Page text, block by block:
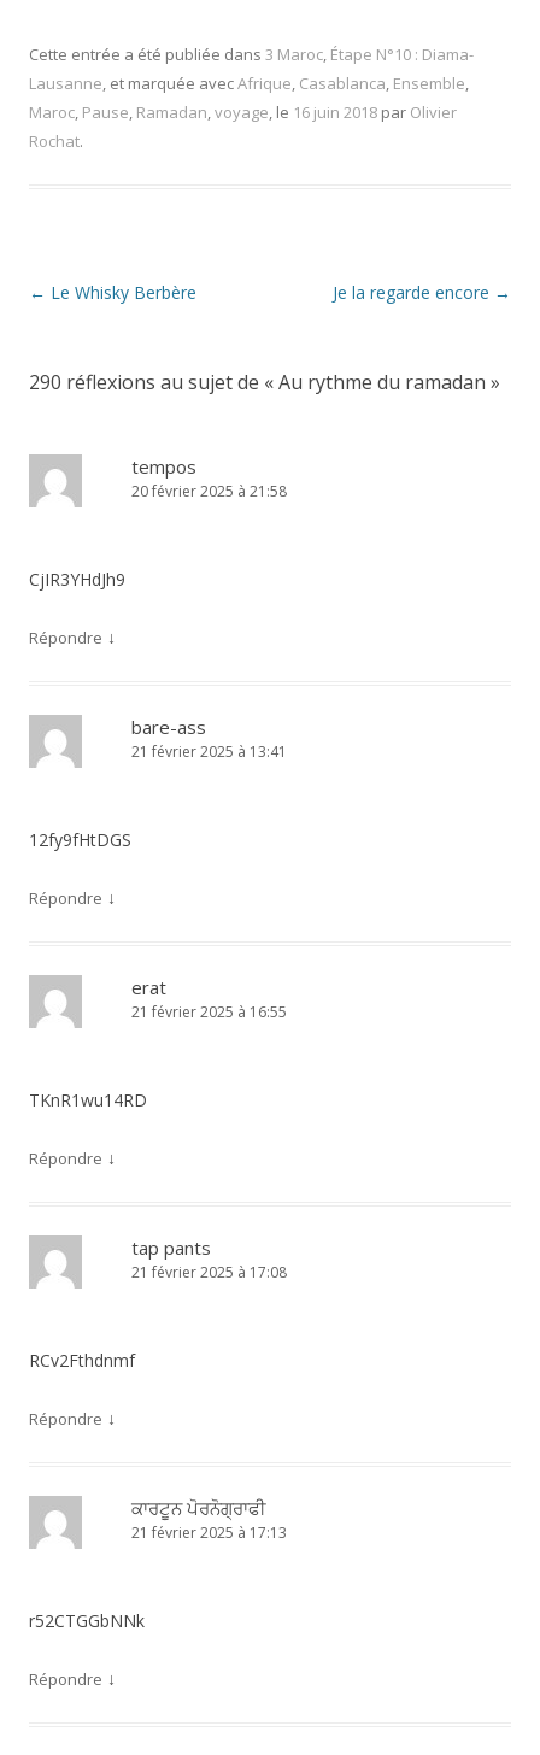
Cette entrée a été publiée dans 3 Maroc, Étape N°10 : Diama-
Lausanne, et marquée avecAfrique, Casablanca, Ensemble,
Maroc, Pause, Ramadan,voyage, le 16 juin 2018 par Olivier
Rochat.
Navigation
← Le Whisky Berbère Je la regarde encore →
290 réflexions au sujet de «Au rythme du ramadan »
tempos
20 février 2025 à 21:58
CjIR3YHdJh9
Répondre ↓
bare-ass
21 février 2025 à 13:41
12fy9fHtDGS
Répondre ↓
erat
21 février 2025 à 16:55
TKnR1wu14RD
Répondre ↓
tap pants
21 février 2025 à 17:08
RCv2Fthdnmf
Répondre ↓
ਕਾਰਟੂਨ ਪੋਰਨੋਗ੍ਰਾਫੀ
21 février 2025 à 17:13
r52CTGGbNNk
Répondre ↓